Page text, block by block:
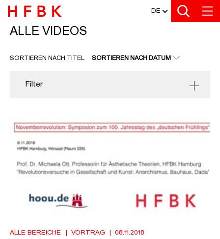
Zu den Filtern
Zur Metanavigation
Zur Hauptnavigation
Zur Suche
Zum Inhalt
Zum Seitenfuss DE
ALLE VIDEOS
ALLE VIDEOS
SORTIEREN NACH TITEL SORTIEREN NACH DATUM
Filter
ALLE BEREICHE VORTRAG 08.11.2018